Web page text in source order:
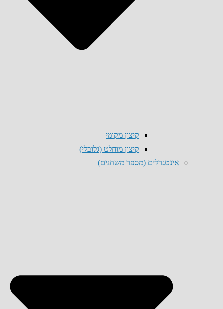
קיצון מקומי
קיצון מוחלט (גלובלי)
אינטגרלים (מספר משתנים)